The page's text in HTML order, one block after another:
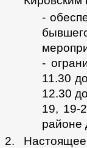
-
-
11.30
12.30
19, 19-
районе